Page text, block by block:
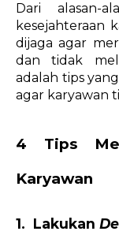
Dari alasan-
kesejahteraan
dijaga agar
dan tidak
adalah tips
agar karyawan
4 Tips
Karyawan
1.  Lakukan